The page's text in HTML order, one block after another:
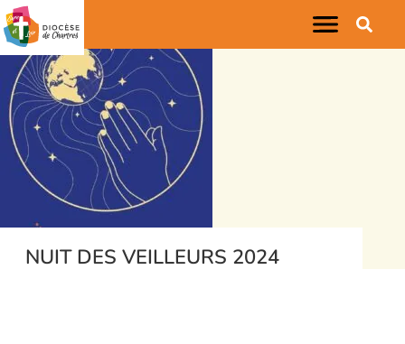
NUIT DES VEILLEURS 2024